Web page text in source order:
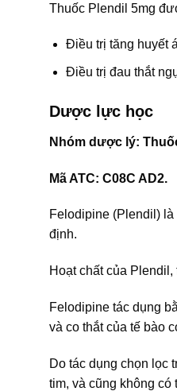
Thuốc Plendil 5mg
Điều trị tăng huyết
Điều trị đau thắt
Dược lực học
Nhóm dược lý:
Mã ATC: C08C AD2.
Felodipine (Plendil) là
định.
Hoạt chất của
Felodipine tác dụng
và co thắt của tế bào
Do tác dụng chọn lọc
tim, và cũng không có